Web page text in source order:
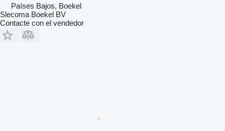
Países Bajos, Boekel
Slecoma Boekel BV
Contacte con el vendedor